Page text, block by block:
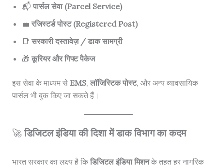
📬 पार्सल सेवा (Parcel Service)
💼 रजिस्टर्ड पोस्ट (Registered Post)
📑 सरकारी दस्तावेज़ / डाक सामग्री
🎁 कूरियर और गिफ्ट पैकेज
इस सेवा के माध्यम से EMS, लॉजिस्टिक पोस्ट, और अन्य व्यावसायिक
पार्सल भी बुक किए जा सकते हैं।
🚀डिजिटल इंडिया की दिशा में डाक विभाग का कदम
भारत सरकार का लक्ष्य है कि डिजिटल इंडिया मिशनके तहत हर नागरिक